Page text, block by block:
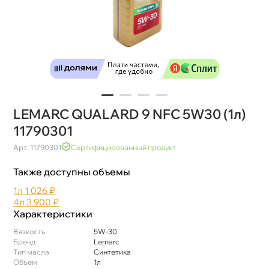
LEMARC QUALARD 9 NFC 5W30 (1л)
11790301
Арт: 11790301 Сертифицированный продукт
Также доступны объемы
1л 1 026 ₽
4л 3 900 ₽
Характеристики
язкость
5W-30
Бренд
Lemarc
Тип масла
Синтетика
Объем
1л